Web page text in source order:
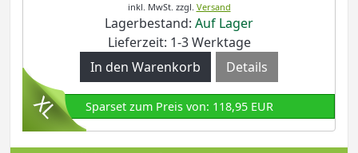
inkl. MwSt. zzgl. Versand
Lagerbestand: Auf Lager
Lieferzeit: 1-3 Werktage
Details
Sparset zum Preis von: 118,95 EUR